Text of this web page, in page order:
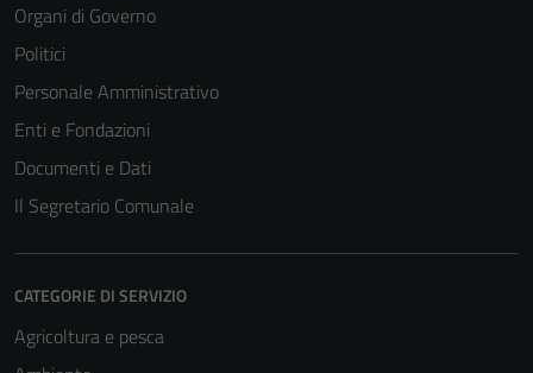
Organi di Governo
Politici
Personale Amministrativo
Enti e Fondazioni
Documenti e Dati
Il Segretario Comunale
CATEGORIE DI SERVIZIO
Agricoltura e pesca